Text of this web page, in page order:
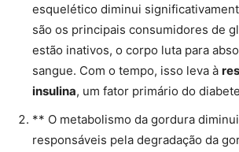
esquelético diminui
são os principais consumidores de
estão inativos, o corpo luta para
sangue. Com o tempo, isso leva à
insulina, um fator primário do
** O metabolismo da gordura
responsáveis pela degradação da